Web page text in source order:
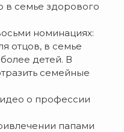
в семье здорового
номинациях:
отцов, в семье
детей. В
семейные
о профессии
папами